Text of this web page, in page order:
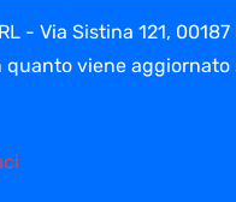
- Via Sistina 121,
viene